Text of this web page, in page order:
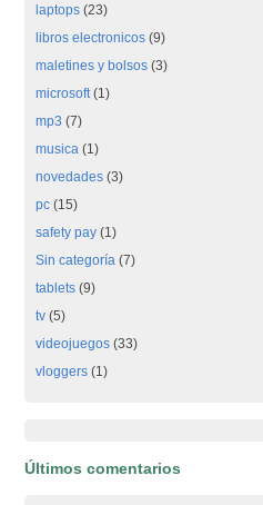
laptops (23)
libros electronicos (9)
maletines y bolsos (3)
microsoft(1)
mp3 (7)
musica (1)
novedades (3)
pc (15)
safety pay (1)
Sin categoría (7)
tablets (9)
tv (5)
videojuegos (33)
vloggers (1)
Últimos comentarios